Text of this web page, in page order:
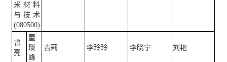
米材料
与技术
(080500)
曾
亮
董
琰
峰
吉莉 李玲玲 李晓宁 刘艳